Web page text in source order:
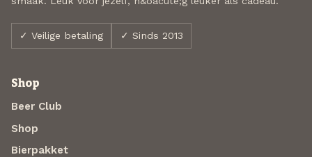
✓ Veilige betaling ✓ Sinds 2013
Shop
Beer Club
Shop
Bierpakket